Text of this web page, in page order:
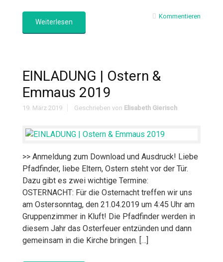
Weiterlesen
Kommentieren
EINLADUNG | Ostern &
Emmaus 2019
19. März 2019 Geschrieben von Elisabeth Gierisch
>> Anmeldung zum Download und Ausdruck! Liebe
Pfadfinder, liebe Eltern, Ostern steht vor der Tür.
Dazu gibt es zwei wichtige Termine:
OSTERNACHT: Für die Osternacht treffen wir uns
am Ostersonntag, den 21.04.2019 um 4:45 Uhr am
Gruppenzimmer in Kluft! Die Pfadfinder werden in
diesem Jahr das Osterfeuer entzünden und dann
gemeinsam in die Kirche bringen. […]